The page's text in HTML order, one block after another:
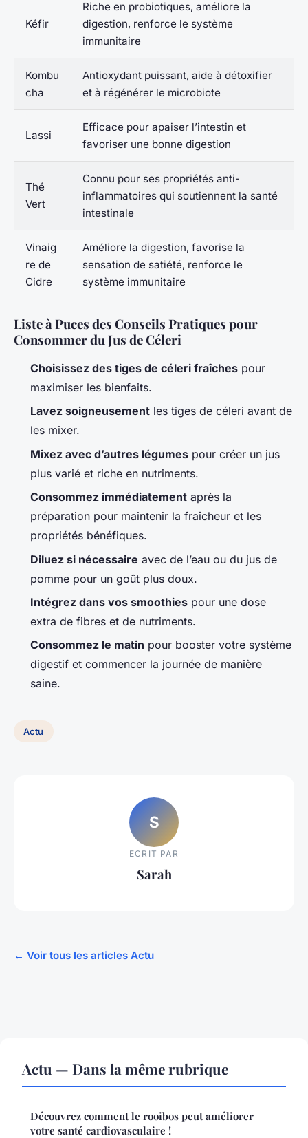
Kéfir
Riche en probiotiques, améliore la
digestion, renforce le système
immunitaire
Kombu
cha
Antioxydant puissant, aide à détoxifier
et à régénérer le microbiote
Lassi
Efficace pour apaiser l’intestin et
favoriser une bonne digestion
Thé
Vert
Connu pour ses propriétés anti-
inflammatoires qui soutiennent la santé
intestinale
Vinaig
re de
Cidre
Améliore la digestion, favorise la
sensation de satiété, renforce le
système immunitaire
Liste à Puces des Conseils Pratiques pour
Consommer du Jus de Céleri
Choisissez des tiges de céleri fraîches pour
maximiser les bienfaits.
Lavez soigneusement les tiges de céleri avant de
les mixer.
Mixez avec d’autres légumes pour créer un jus
plus varié et riche en nutriments.
Consommez immédiatement après la
préparation pour maintenir la fraîcheur et les
propriétés bénéfiques.
Diluez si nécessaire avec de l’eau ou du jus de
pomme pour un goût plus doux.
Intégrez dans vos smoothies pour une dose
extra de fibres et de nutriments.
Consommez le matin pour booster votre système
digestif et commencer la journée de manière
saine.
Actu
S
ECRIT PAR
Sarah
← Voir tous les articles Actu
Actu — Dans la même rubrique
Découvrez comment le rooibos peut améliorer
votre santé cardiovasculaire !